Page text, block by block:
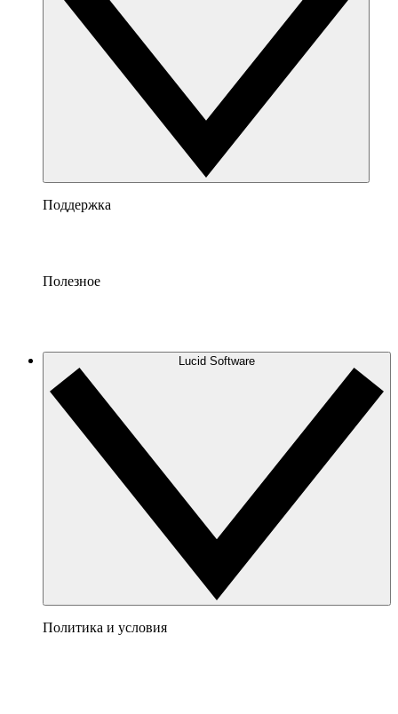
Поддержка
Полезное
Lucid Software
Политика и условия